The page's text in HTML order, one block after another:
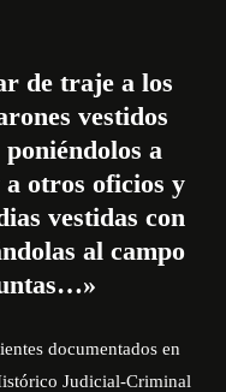
de traje a los
vestidos
a
otros oficios y
vestidas con
al campo
documentados en
Judicial-Criminal